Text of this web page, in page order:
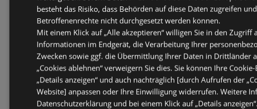
besteht das Risiko, dass Behörden auf diese Daten zugreifen
Betroffenenrechte nicht durchgesetzt werden können.
Mit einem Klick auf „Alle akzeptieren“ willigen Sie in den Zugriff
Informationen im Endgerät, die Verarbeitung Ihrer
Zwecken sowie ggf. die Übermittlung Ihrer Daten in Drittländer
„Cookies ablehnen“ verweigern Sie dies. Sie können Ihre
„Details anzeigen“ und auch nachträglich [durch Aufrufen der
Website] anpassen oder Ihre Einwilligung widerrufen. Weitere
Datenschutzerklärung und bei einem Klick auf „Details anzeigen“.